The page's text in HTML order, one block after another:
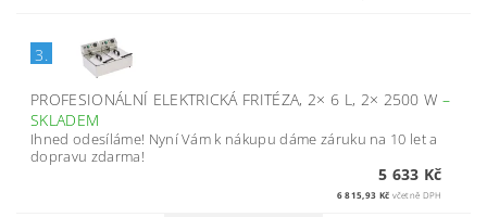
3.
PROFESIONÁLNÍ ELEKTRICKÁ FRITÉZA, 2× 6 L, 2× 2500 W –
SKLADEM
Ihned odesíláme! Nyní Vám k nákupu dáme záruku na 10 let a
dopravu zdarma!
5 633 Kč
6 815,93 Kč včetně DPH